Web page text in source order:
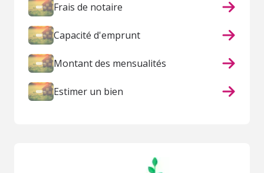
Frais de notaire
Capacité d'emprunt
Montant des mensualités
Estimer un bien